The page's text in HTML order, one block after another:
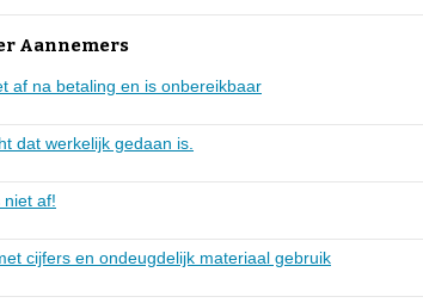
Aannemers
af na betaling en is onbereikbaar
dat werkelijk gedaan is.
niet af!
cijfers en ondeugdelijk materiaal gebruik